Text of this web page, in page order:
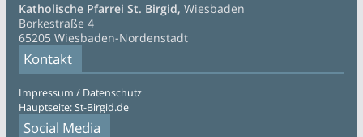
Katholische Pfarrei St. Birgid, Wiesbaden
Borkestraße 4
65205 Wiesbaden-Nordenstadt
Kontakt
Impressum / Datenschutz
Hauptseite: St-Birgid.de
Social Media